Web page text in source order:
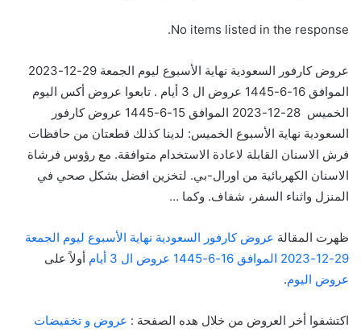
No items listed in the response.
عروض كارفور السعودية نهاية الأسبوع ليوم الجمعة 29-12-2023
الموافق 16-6-1445 عروض ال 3 أيام . تابعوا عروض أكس اليوم
الخميس 28-12-2023 الموافق 15-6-1445 عروض كارفور
السعودية نهاية الأسبوع الخميس: لدينا كذلك قطعتان من حافظات
فرش الاسنان القابلة لاعادة الاستخدام متوافقة. مع رؤوس فرشاة
الاسنان الكهربائية من اورال-بي. لتخزين افضل بشكل صحي في
المنزل واثناء السفر، شفاف. وكما …
ظهرت المقالة عروض كارفور السعودية نهاية الأسبوع ليوم الجمعة
29-12-2023 الموافق 16-6-1445 عروض ال 3 أيام
أولاً على
عروض اليوم.
اكتشفوا أخر العروض من خلال هده الصفحة : عروض و تخفيضات